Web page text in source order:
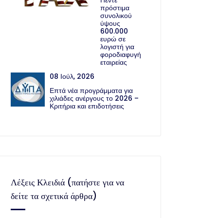
πρόστιμα
συνολικού
ύψους
600.000
ευρώ σε
λογιστή για
φοροδιαφυγή
εταιρείας
08 Ιούλ, 2026
Επτά νέα προγράμματα για
χιλιάδες ανέργους το 2026 –
Κριτήρια και επιδοτήσεις
Λέξεις Κλειδιά (πατήστε για να
δείτε τα σχετικά άρθρα)